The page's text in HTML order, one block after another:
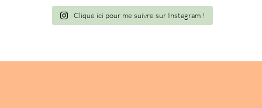
Clique ici pour me suivre sur Instagram !